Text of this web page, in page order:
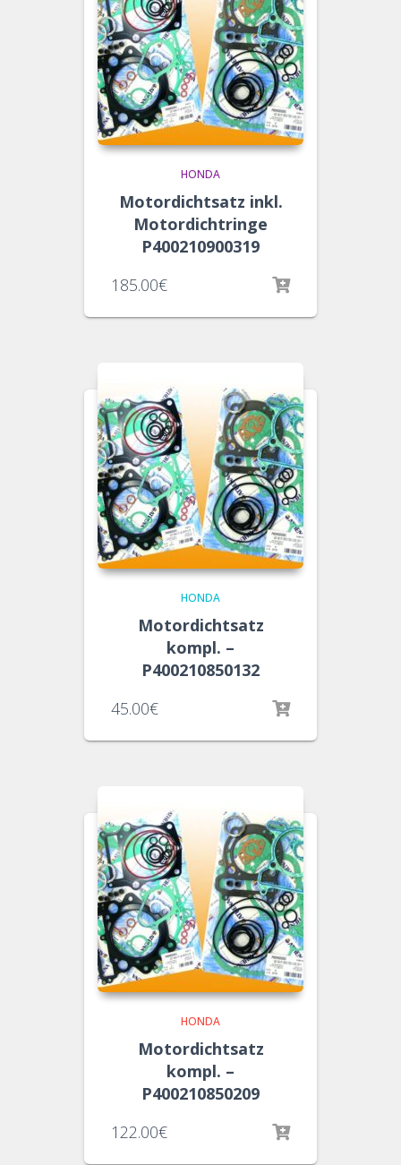
HONDA
Motordichtsatz inkl.
Motordichtringe
P400210900319
185.00€
HONDA
Motordichtsatz
kompl. –
P400210850132
45.00€
HONDA
Motordichtsatz
kompl. –
P400210850209
122.00€